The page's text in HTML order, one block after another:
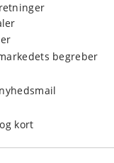
begreber
kort